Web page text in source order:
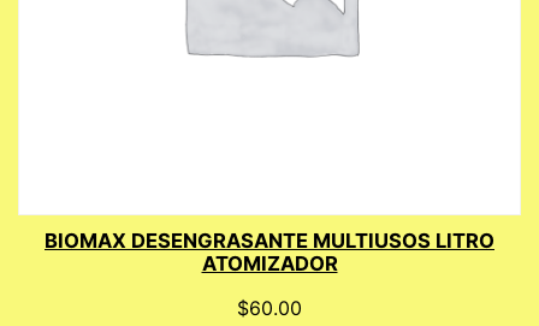
BIOMAX DESENGRASANTE MULTIUSOS LITRO
ATOMIZADOR
$60.00